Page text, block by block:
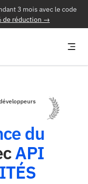
3 mois avec le code
de réduction →
du
API